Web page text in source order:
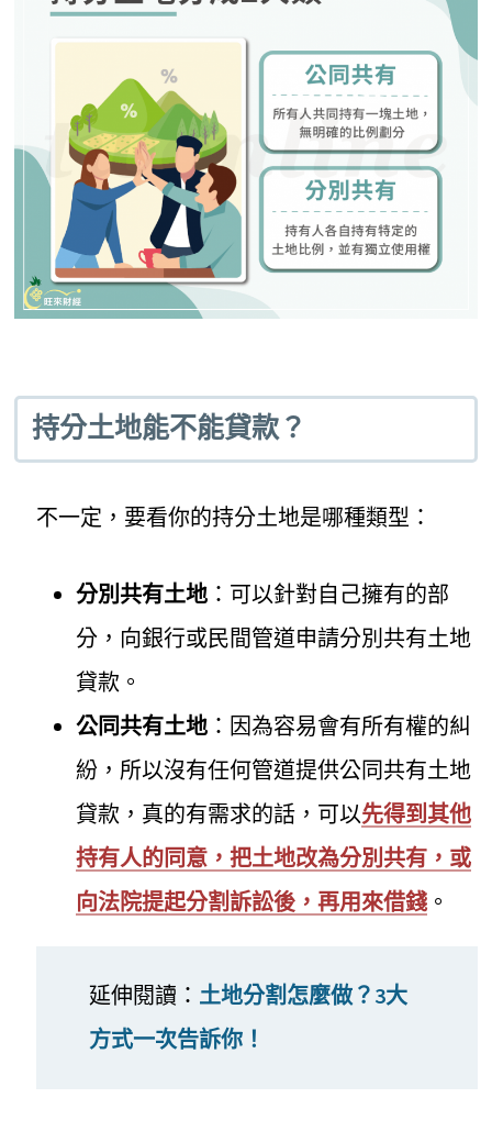
持分土地能不能貸款？
不一定，要看你的持分土地是哪種類型：
分別共有土地 ：可以針對自己擁有的部
分，向銀行或民間管道申請分別共有土地
貸款。
公同共有土地 ：因為容易會有所有權的糾
紛，所以沒有任何管道提供公同共有土地
貸款，真的有需求的話，可以先得到其他
持有人的同意，把土地改為分別共有，或
向法院提起分割訴訟後，再用來借錢 。
延伸閱讀： 土地分割怎麼做？3大
方式一次告訴你！